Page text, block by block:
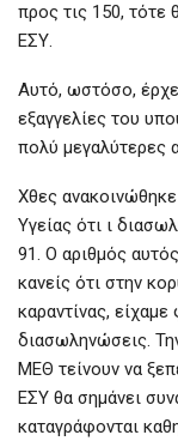
προς τις 150, τότε
ΕΣΥ.
Αυτό, ωστόσο,
εξαγγελίες του
πολύ μεγαλύτερες
Χθες
Υγείας ότι ι
91. Ο αριθμός
κανείς ότι στην
καραντίνας,
διασωληνώσεις.
ΜΕΘ τείνουν να
ΕΣΥ θα σημάνει
καταγράφονται